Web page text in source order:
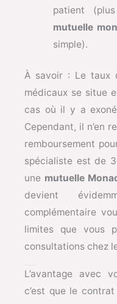
patient
mutuelle
simple).
À savoir : Le taux
médicaux se situe
cas où il y a
Cependant, il n’en
remboursement
spécialiste est de
une mutuelle
devient
complémentaire
limites que vous
consultations chez
L’avantage avec
c’est que le